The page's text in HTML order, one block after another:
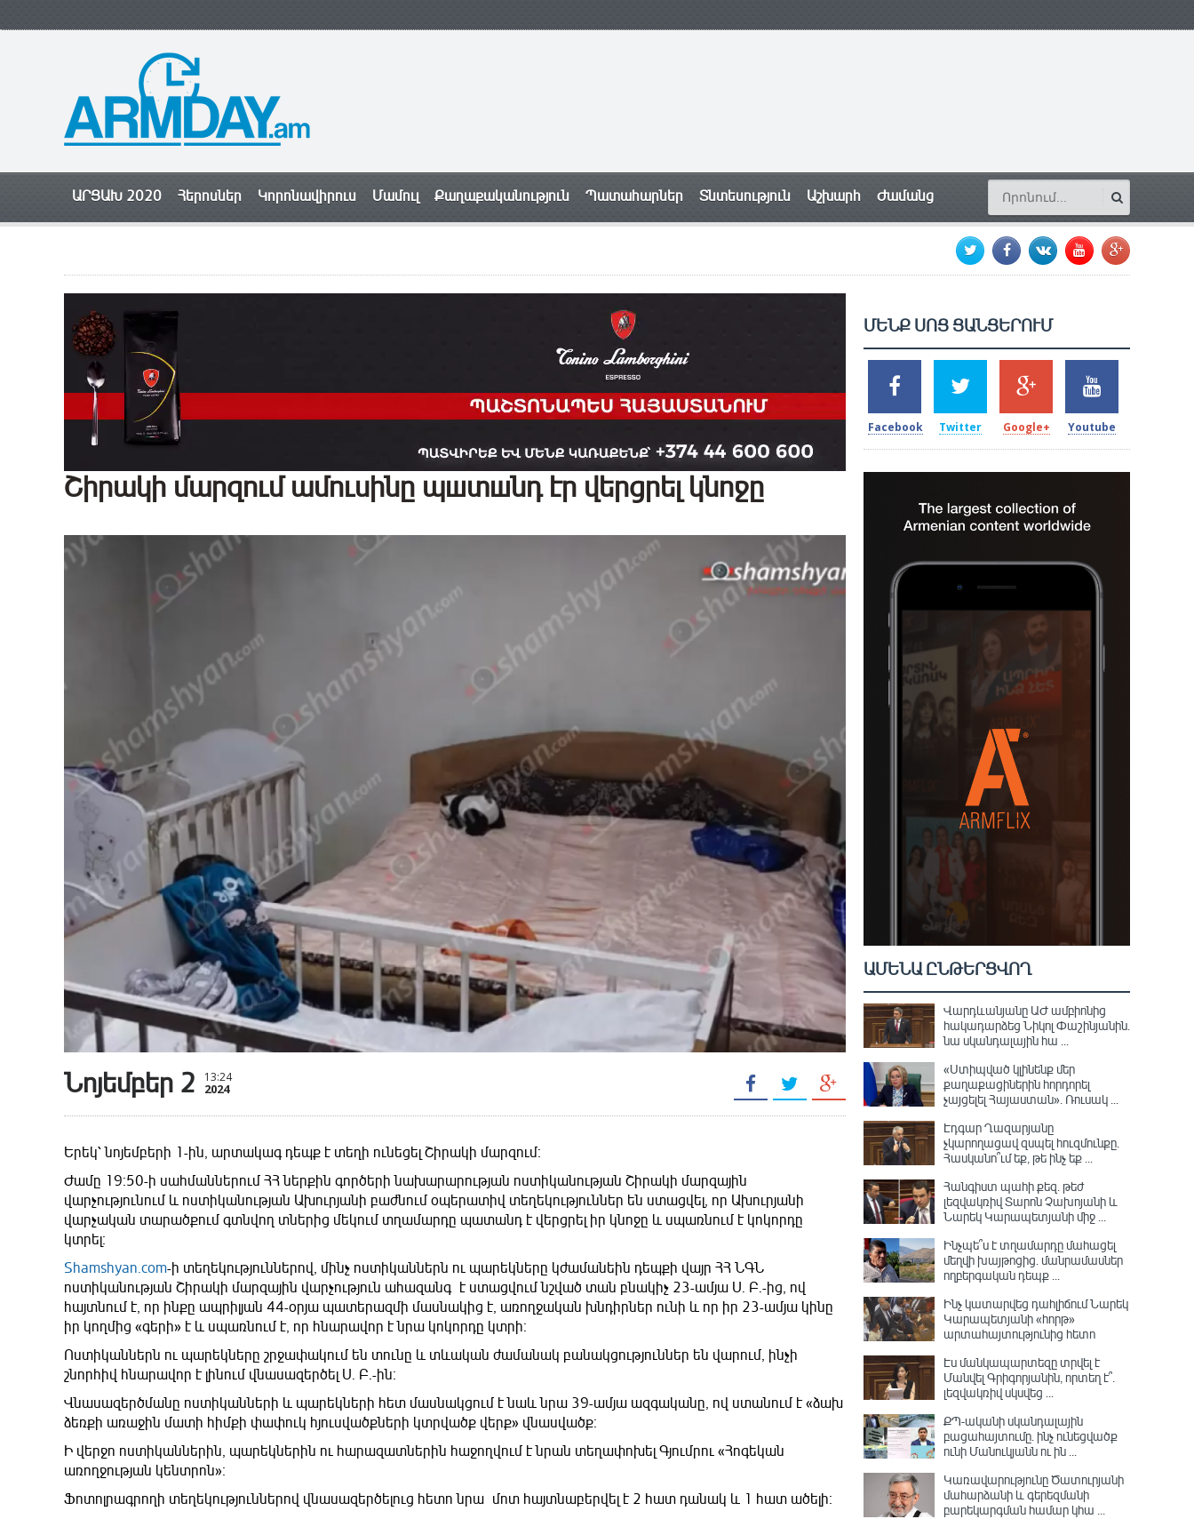
ԱՐՑԱԽ 2020 Հերոսներ Կորոնավիրուս Մամուլ Քաղաքականություն Պատահարներ Տնտեսություն Աշխարհ Ժամանց
Շիրակի մարզում ամուսինը պшտшնդ էր վերցրել կնոջը
Նոյեմբեր 2 13:24
2024
Երեկ՝ նոյեմբերի 1-ին, արտակագ դեպք է տեղի ունեցել Շիրակի մարզում։
Ժամը 19։50-ի սահմաններում ՀՀ ներքին գործերի նախարարության ոստիկանության Շիրակի մարզային
վարչությունում և ոստիկանության Ախուրյանի բաժնում օպերատիվ տեղեկություններ են ստացվել, որ Ախուրյանի
վարչական տարածքում գտնվող տներից մեկում տղամարդը պատանդ է վերցրել իր կնոջը և սպառնում է կոկորդը
կտրել։
Shamshyan.com-ի տեղեկություններով, մինչ ոստիկաններն ու պարեկները կժամանեին դեպքի վայր ՀՀ ՆԳՆ
ոստիկանության Շիրակի մարզային վարչություն ահազանգ է ստացվում նշված տան բնակիչ 23-ամյա Ս․ Բ․-ից, ով
հայտնում է, որ ինքը ապրիլյան 44-օրյա պատերազմի մասնակից է, առողջական խնդիրներ ունի և որ իր 23-ամյա կինը
իր կողմից «գերի» է և սպառնում է, որ հնարավոր է նրա կոկորդը կտրի։
Ոստիկաններն ու պարեկները շրջափակում են տունը և տևական ժամանակ բանակցություններ են վարում, ինչի
շնորհիվ հնարավոր է լինում վնասազերծել Ս․ Բ․-ին։
Վնասազերծմանը ոստիկանների և պարեկների հետ մասնակցում է նաև նրա 39-ամյա ազգականը, ով ստանում է «ձախ
ձեռքի առաջին մատի հիմքի փափուկ հյուսվածքների կտրվածք վերք» վնասվածք։
Ի վերջո ոստիկաններին, պարեկներին ու հարազատներին հաջողվում է նրան տեղափոխել Գյումրու «Հոգեկան
առողջության կենտրոն»։
Ֆոտոլրագրողի տեղեկություններով վնասազերծելուց հետո նրա մոտ հայտնաբերվել է 2 հատ դանակ և 1 հատ ածելի։
ՄԵՆՔ ՍՈՑ ՑԱՆՑԵՐՈՒՄ
2k
SHARES
Facebook
1.5k
TWEETS
Twitter
203
SHARES
Google+
620
SHARES
Youtube
ԱՄԵՆԱ ԸՆԹԵՐՑՎՈՂ
Վարդևանյանը ԱԺ ամբիոնից
հակադարձեց Նիկոլ Փաշինյանին․
նա սկանդալային հա ...
«Ստիպված կլինենք մեր
քաղաքացիներին հորդորել
չայցելել Հայաստան»․ Ռուսակ ...
Էդգար Ղազարյանը
չկարողացավ զսպել հուզմունքը.
Հասկանո՞ւմ եք, թե ինչ եք ...
Հանգիստ պահի քեզ. թեժ
լեզվակռիվ Տարոն Չախոյանի և
Նարեկ Կարապետյանի միջ ...
Ինչպե՞ս է տղամարդը մահացել
մեղվի խայթոցից. մանրամասներ
ողբերգական դեպք ...
Ինչ կատարվեց դահլիճում Նարեկ
Կարապետյանի «հորթ»
արտահայտությունից հետո
Էս մանկապարտեզը տրվել է
Մանվել Գրիգորյանին, որտեղ է՞․
լեզվակռիվ սկսվեց ...
ՔՊ-ականի սկանդալային
բացահայտումը․ ինչ ունեցվածք
ունի Մանուկյանն ու ին ...
Կառավարությունը Ծատուրյանի
մահարձանի և գերեզմանի
բարեկարգման համար կհա ...